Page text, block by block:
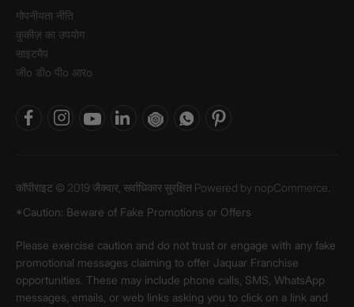
गोपनीयता नीति
कुकीज़ का उपयोग
साइटमैप
जीo डीo पीo आरo
कॉपीराइट © 2019 जैक्वार, सर्वाधिकार सुरक्षित Powered by nopCommerce.
*Caution: Beware of Fake Promotions or Offers
Please exercise caution and do not trust or engage with any fake
promotional messages claiming to offer Jaquar Franchise
opportunities. These may include phone calls, SMS, WhatsApp
messages, emails, or web links asking you to click on a link and